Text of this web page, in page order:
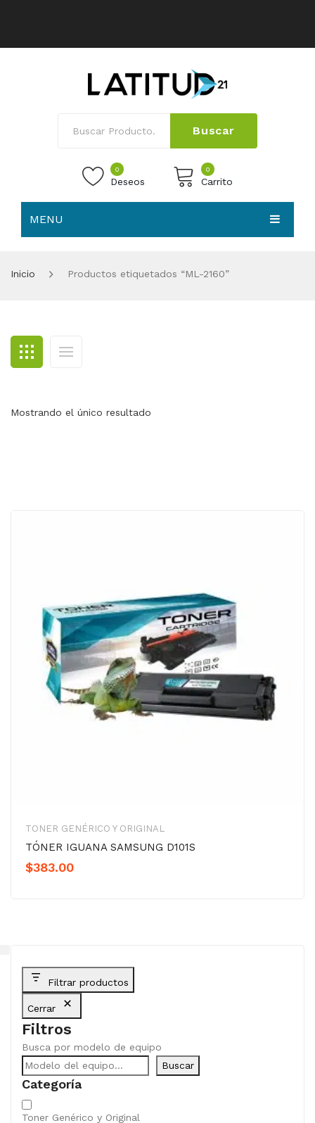
Buscar
0
Deseos
0
Carrito
MENU
BLOG
CONTACTO
Inicio Productos etiquetados “ML-2160”
Mostrando el único resultado
TONER GENÉRICO Y ORIGINAL
TÓNER IGUANA SAMSUNG D101S
$383.00
Filtrar productos
Cerrar
Filtros
Busca por modelo de equipo
Buscar
Categoría
Categoría
Toner Genérico y Original